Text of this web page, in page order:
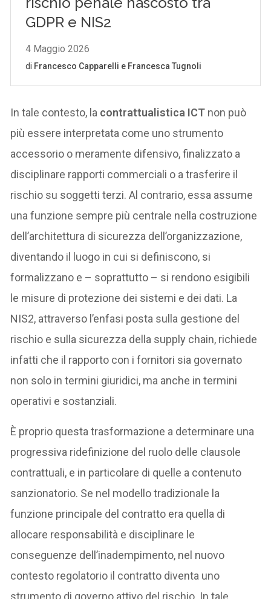
In tale contesto, la contrattualistica ICT non può
più essere interpretata come uno strumento
accessorio o meramente difensivo, finalizzato a
disciplinare rapporti commerciali o a trasferire il
rischio su soggetti terzi. Al contrario, essa assume
una funzione sempre più centrale nella costruzione
dell’architettura di sicurezza dell’organizzazione,
diventando il luogo in cui si definiscono, si
formalizzano e – soprattutto – si rendono esigibili
le misure di protezione dei sistemi e dei dati. La
NIS2, attraverso l’enfasi posta sulla gestione del
rischio e sulla sicurezza della supply chain, richiede
infatti che il rapporto con i fornitori sia governato
non solo in termini giuridici, ma anche in termini
operativi e sostanziali.
È proprio questa trasformazione a determinare una
progressiva ridefinizione del ruolo delle clausole
contrattuali, e in particolare di quelle a contenuto
sanzionatorio. Se nel modello tradizionale la
funzione principale del contratto era quella di
allocare responsabilità e disciplinare le
conseguenze dell’inadempimento, nel nuovo
contesto regolatorio il contratto diventa uno
strumento di governo attivo del rischio. In tale